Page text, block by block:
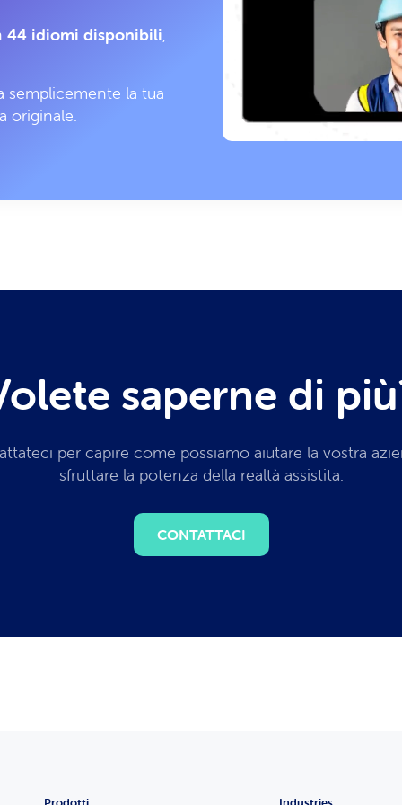
44 idiomi disponibili,
semplicemente la tua
originale.
saperne di
per capire come possiamo aiutare la vostra
sfruttare la potenza della realtà assistita.
CONTATTACI